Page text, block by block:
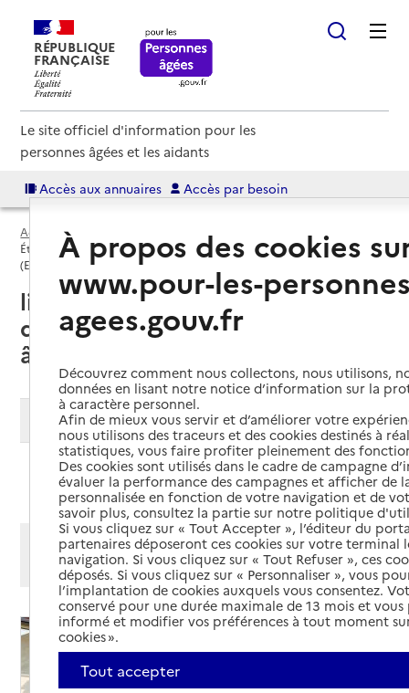
RÉPUBLIQUE
FRANÇAISE
Le site officiel d'information pour les
personnes âgées et les aidants
Accès aux annuaires Accès par besoin
Accueil
Établissement d'hébergement pour personnes âgées dépendantes
(EHPAD)
liste des établissements
d'hébergement pour personnes
âgées dépendantes (EHPAD)
Modifier ma recherche
Ajouter cette recherche aux favoris
Afficher les résultats par:
Mode liste
Mode carte
À propos des cookies
www.pour-les-
agees.gouv.fr
Découvrez comment nous collectons, nous utilisons,
données en lisant notre notice d’information sur la
à caractère personnel.
Afin de mieux vous servir et d’améliorer votre
nous utilisons des traceurs et des cookies destinés à
statistiques, vous faire profiter pleinement des
Des cookies sont utilisés dans le cadre de campagne
évaluer la performance des campagnes et afficher de
personnalisée en fonction de votre navigation et de
savoir plus, consultez la partie sur notre politique
Si vous cliquez sur « Tout Accepter », l’éditeur du
partenaires déposeront ces cookies sur votre terminal
navigation. Si vous cliquez sur « Tout Refuser », ces
déposés. Si vous cliquez sur « Personnaliser », vous
l’implantation de cookies auxquels vous consentez.
conservé pour une durée maximale de 13 mois et
informé et modifier vos préférences à tout moment
cookies ».
Tout accepter